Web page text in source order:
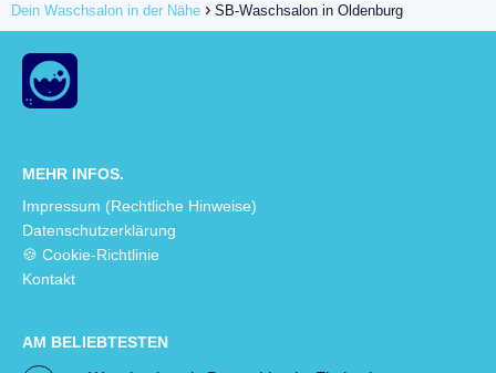
Dein Waschsalon in der Nähe SB-Waschsalon in Oldenburg
MEHR INFOS.
Impressum (Rechtliche Hinweise)
Datenschutzerklärung
🍪 Cookie-Richtlinie
Kontakt
AM BELIEBTESTEN